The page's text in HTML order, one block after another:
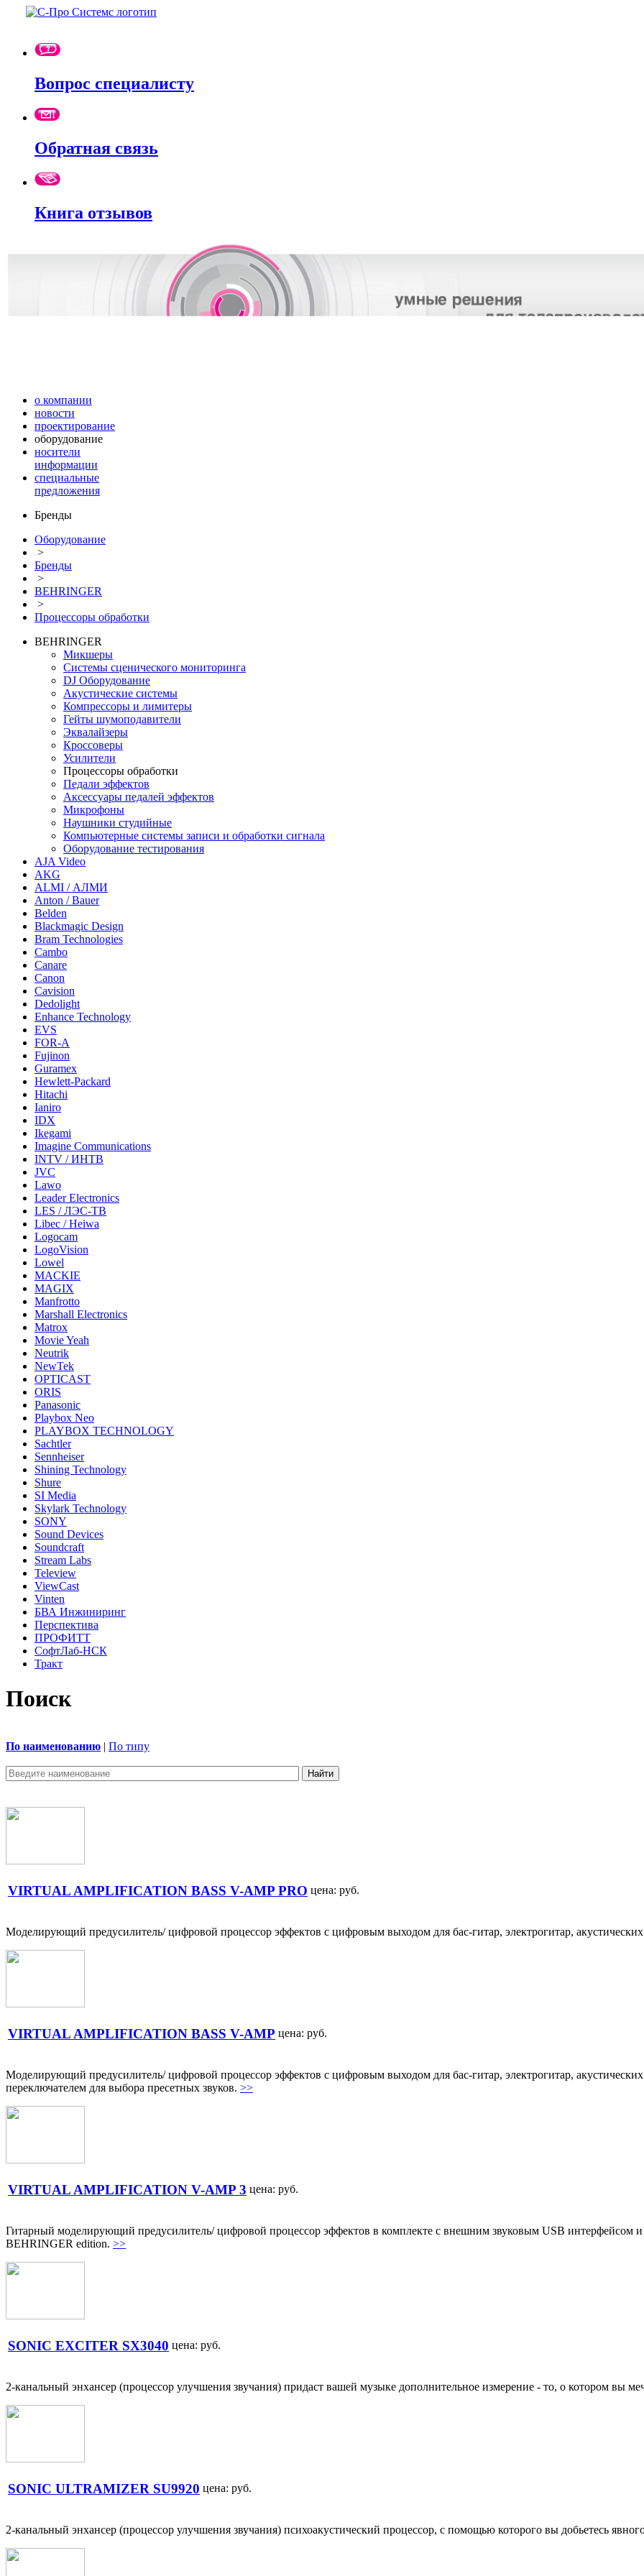
Вопрос специалисту
Обратная связь
Книга отзывов
о компании
новости
проектирование
оборудование
носители
информации
специальные
предложения
Бренды
Оборудование
>
Бренды
>
BEHRINGER
>
Процессоры обработки
BEHRINGER
Микшеры
Системы сценического мониторинга
DJ Оборудование
Акустические системы
Компрессоры и лимитеры
Гейты шумоподавители
Эквалайзеры
Кроссоверы
Усилители
Процессоры обработки
Педали эффектов
Аксессуары педалей эффектов
Микрофоны
Наушники студийные
Компьютерные системы записи и обработки сигнала
Оборудование тестирования
AJA Video
AKG
ALMI / АЛМИ
Anton / Bauer
Belden
Blackmagic Design
Bram Technologies
Cambo
Canare
Canon
Cavision
Dedolight
Enhance Technology
EVS
FOR-A
Fujinon
Guramex
Hewlett-Packard
Hitachi
Ianiro
IDX
Ikegami
Imagine Communications
INTV / ИНТВ
JVC
Lawo
Leader Electronics
LES / ЛЭС-ТВ
Libec / Heiwa
Logocam
LogoVision
Lowel
MACKIE
MAGIX
Manfrotto
Marshall Electronics
Matrox
Movie Yeah
Neutrik
NewTek
OPTICAST
ORIS
Panasonic
Playbox Neo
PLAYBOX TECHNOLOGY
Sachtler
Sennheiser
Shining Technology
Shure
SI Media
Skylark Technology
SONY
Sound Devices
Soundcraft
Stream Labs
Teleview
ViewCast
Vinten
БВА Инжиниринг
Перспектива
ПРОФИТТ
СофтЛаб-НСК
Тракт
Поиск
По наименованию По типу
VIRTUAL AMPLIFICATION BASS V-AMP PRO цена: руб.
Моделирующий предусилитель/ цифровой процессор эффектов с цифровым выходом для бас-гитар, электрогитар,
VIRTUAL AMPLIFICATION BASS V-AMP цена: руб.
Моделирующий предусилитель/ цифровой процессор эффектов с цифровым выходом для бас-гитар, электрогитар,
переключателем для выбора пресетных звуков. >>
VIRTUAL AMPLIFICATION V-AMP 3 цена: руб.
Гитарный моделирующий предусилитель/ цифровой процессор эффектов в комплекте с внешним звуковым USB интерфейсом
BEHRINGER edition. >>
SONIC EXCITER SX3040 цена: руб.
2-канальный энхансер (процессор улучшения звучания) придаст вашей музыке дополнительное измерение - то, о котором вы
SONIC ULTRAMIZER SU9920 цена: руб.
2-канальный энхансер (процессор улучшения звучания) психоакустический процессор, с помощью которого вы добьетесь